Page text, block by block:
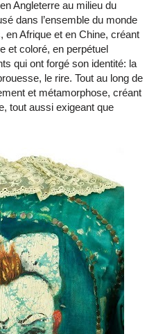
Angleterre au milieu du
dans l’ensemble du monde
en Afrique et en Chine, créant
et coloré, en perpétuel
qui ont forgé son identité: la
le rire. Tout au long de
et métamorphose, créant
tout aussi exigeant que